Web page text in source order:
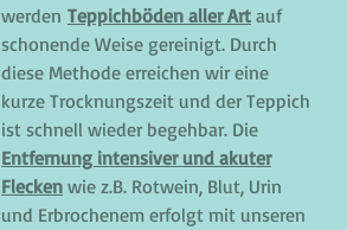
werden Teppichböden aller Art auf
schonende Weise gereinigt. Durch
diese Methode erreichen wir eine
kurze Trocknungszeit und der Teppich
ist schnell wieder begehbar. Die
Entfernung intensiver und akuter
Flecken wie z.B. Rotwein, Blut, Urin
und Erbrochenem erfolgt mit unseren